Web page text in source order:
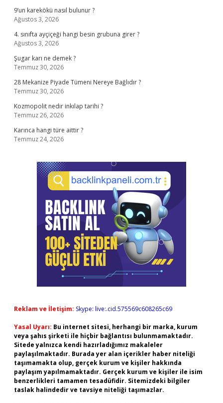
9’un karekökü nasıl bulunur ?
Ağustos 3, 2026
4. sınıfta ayçiçeği hangi besin grubuna girer ?
Ağustos 3, 2026
Şugar karı ne demek ?
Temmuz 30, 2026
28 Mekanize Piyade Tümeni Nereye Bağlıdır ?
Temmuz 30, 2026
Kozmopolit nedir inkılap tarihi ?
Temmuz 26, 2026
Karınca hangi türe aittir ?
Temmuz 24, 2026
Reklam ve İletişim: Skype: live:.cid.575569c608265c69
Yasal Uyarı: Bu internet sitesi, herhangi bir marka, kurum
veya şahıs şirketi ile hiçbir bağlantısı bulunmamaktadır.
Sitede yalnızca kendi hazırladığımız makaleler
paylaşılmaktadır. Burada yer alan içerikler haber niteliği
taşımamakta olup, gerçek kurum ve kişiler hakkında
paylaşım yapılmamaktadır. Gerçek kurum ve kişiler ile isim
benzerlikleri tamamen tesadüfidir. Sitemizdeki bilgiler
taslak halindedir ve tavsiye niteliği taşımazlar.